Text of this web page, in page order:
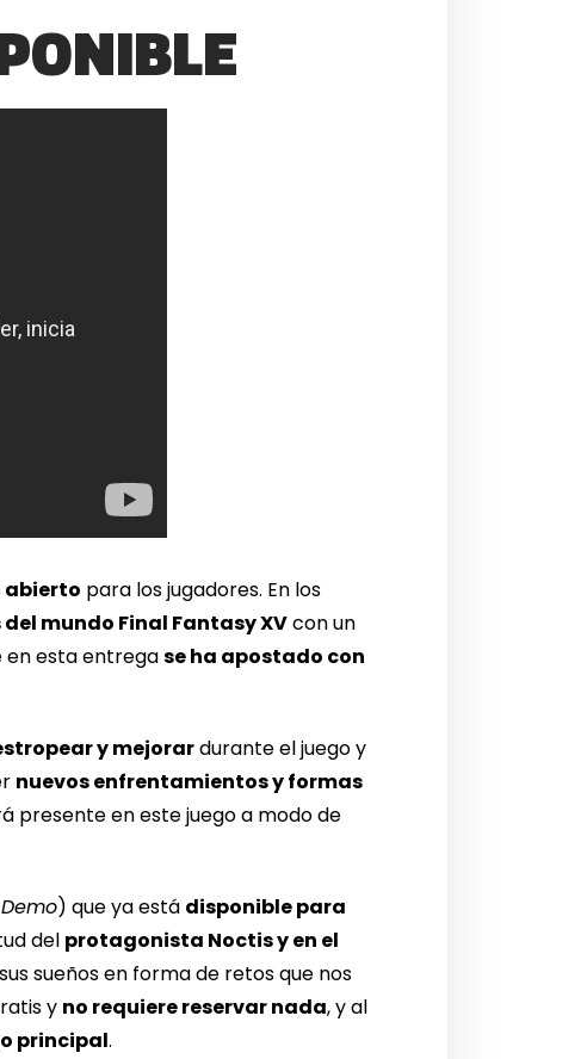
abierto para los jugadores. En los
mundo Final Fantasy XVcon un
en esta entregase ha apostado con
y mejorardurante el juego y
nuevos enfrentamientos y formas
presente en este juego a modo de
) que ya está disponible para
del protagonista Noctis y en el
sueños en forma de retos que nos
y no requiere reservar nada, y al
principal.